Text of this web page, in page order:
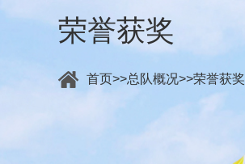
荣誉获奖
首页>>总队概况>>荣誉获奖